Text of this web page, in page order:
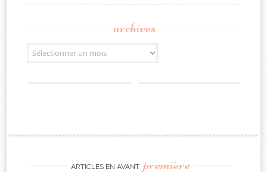
archives
Archives
ARTICLES EN AVANT première